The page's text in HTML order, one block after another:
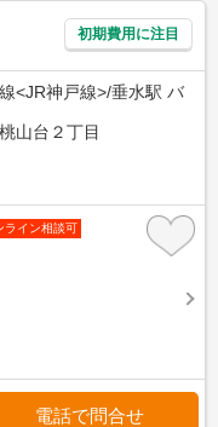
初期費用に注目
<JR神戸線>/垂水駅 バ
山台２丁目
ライン相談可
電話で問合せ